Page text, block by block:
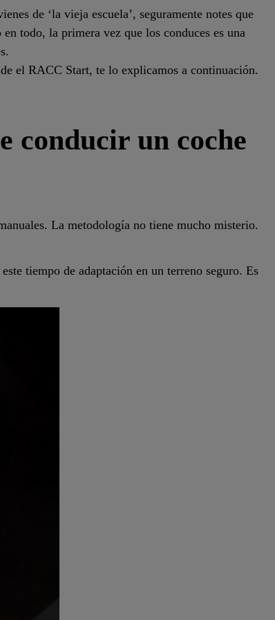
de ‘la vieja escuela’, seguramente notes que
todo, la primera vez que los conduces es una
el RACC Start, te lo explicamos a continuación.
conducir un coche
La metodología no tiene mucho misterio.
tiempo de adaptación en un terreno seguro. Es